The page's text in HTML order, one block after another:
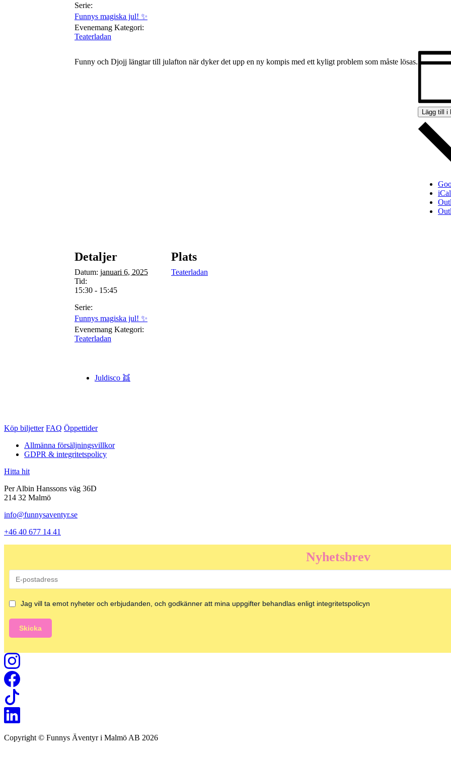
Serie:
Funnys magiska jul! ✨
Evenemang Kategori:
Teaterladan
Funny och Djojj längtar till julafton när dyker det upp en ny kompis med ett kyligt problem som måste lösas.
Lägg till
Detaljer
Datum: januari 6, 2025
Tid:
15:30 - 15:45
Serie:
Funnys magiska jul! ✨
Evenemang Kategori:
Teaterladan
Plats
Teaterladan
Juldisco 👯
Köp biljetter FAQ Öppettider
Allmänna försäljningsvillkor
GDPR & integritetspolicy
Hitta hit
Per Albin Hanssons väg 36D
214 32 Malmö
info@funnysaventyr.se
+46 40 677 14 41
Nyhetsbrev
Jag vill ta emot nyheter och erbjudanden, och godkänner att mina uppgifter behandlas enligt integritetspolicyn
Skicka
Copyright © Funnys Äventyr i Malmö AB 2026